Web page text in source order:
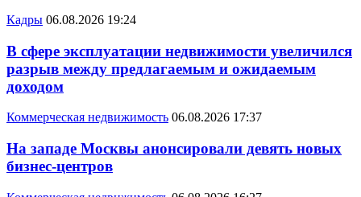
Кадры 06.08.2026 19:24
В сфере эксплуатации недвижимости увеличился
разрыв между предлагаемым и ожидаемым
доходом
Коммерческая недвижимость 06.08.2026 17:37
На западе Москвы анонсировали девять новых
бизнес-центров